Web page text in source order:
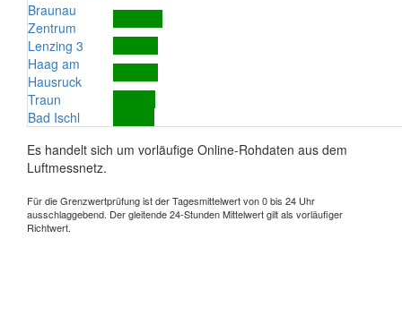
Braunau
Zentrum
Lenzing 3
Haag am
Hausruck
Traun
Bad Ischl
Es handelt sich um vorläufige Online-Rohdaten aus dem
Luftmessnetz.
Für die Grenzwertprüfung ist der Tagesmittelwert von 0 bis 24 Uhr
ausschlaggebend. Der gleitende 24-Stunden Mittelwert gilt als vorläufiger
Richtwert.